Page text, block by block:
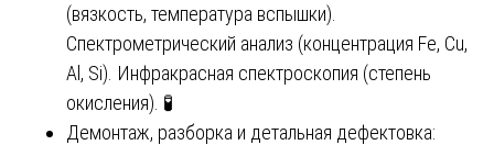
(вязкость, температура вспышки).
Спектрометрический анализ (концентрация Fe, Cu,
Al, Si). Инфракрасная спектроскопия (степень
окисления). 🧪
Демонтаж, разборка и детальная дефектовка: